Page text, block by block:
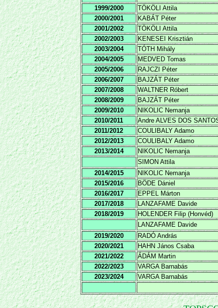
1999/2000
TÖKÖLI Attila
2000/2001
KABÁT Péter
2001/2002
TÖKÖLI Attila
2002/2003
KENESEI Krisztián
2003/2004
TÓTH Mihály
2004/2005
MEDVED Tomas
2005/2006
RAJCZI Péter
2006/2007
BAJZÁT Péter
2007/2008
WALTNER Róbert
2008/2009
BAJZÁT Péter
2009/2010
NIKOLIC Nemanja
2010/2011
Andre ALVES DOS
2011/2012
COULIBALY Adamo
2012/2013
COULIBALY Adamo
2013/2014
NIKOLIC Nemanja
SIMON Attila
2014/2015
NIKOLIC Nemanja
2015/2016
BÖDE Dániel
2016/2017
EPPEL Márton
2017/2018
LANZAFAME Davide
2018/2019
HOLENDER Filip (Honvéd)
LANZAFAME Davide
2019/2020
RADÓ András
2020/2021
HAHN János Csaba
2021/2022
ÁDÁM Martin
2022/2023
VARGA Barnabás
2023/2024
VARGA Barnabás